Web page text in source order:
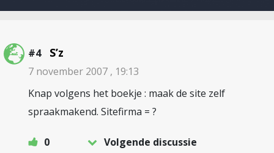
#4 S’z
7 november 2007 , 19:13
Knap volgens het boekje : maak de site zelf
spraakmakend. Sitefirma = ?
0
Volgende discussie